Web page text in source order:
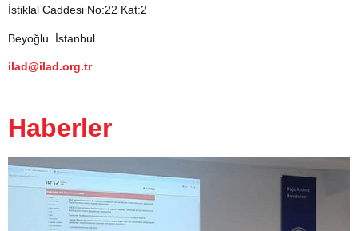
İstiklal Caddesi No:22 Kat:2
Beyoğlu İstanbul
ilad@ilad.org.tr
Haberler